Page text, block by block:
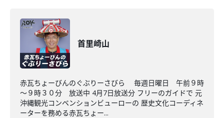
首里崎山
赤瓦ちょーびんのぐぶりーさびら 毎週日曜日 午前９時
～９時３０分 放送中 4月7日放送分 フリーのガイドで 元
沖縄観光コンベンションビューローの 歴史文化コーディネ
ーターを務める赤瓦ちょー...